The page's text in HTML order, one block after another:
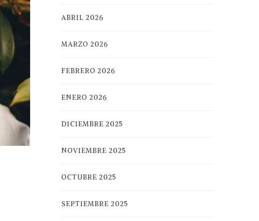
ABRIL 2026
MARZO 2026
FEBRERO 2026
ENERO 2026
DICIEMBRE 2025
NOVIEMBRE 2025
OCTUBRE 2025
SEPTIEMBRE 2025